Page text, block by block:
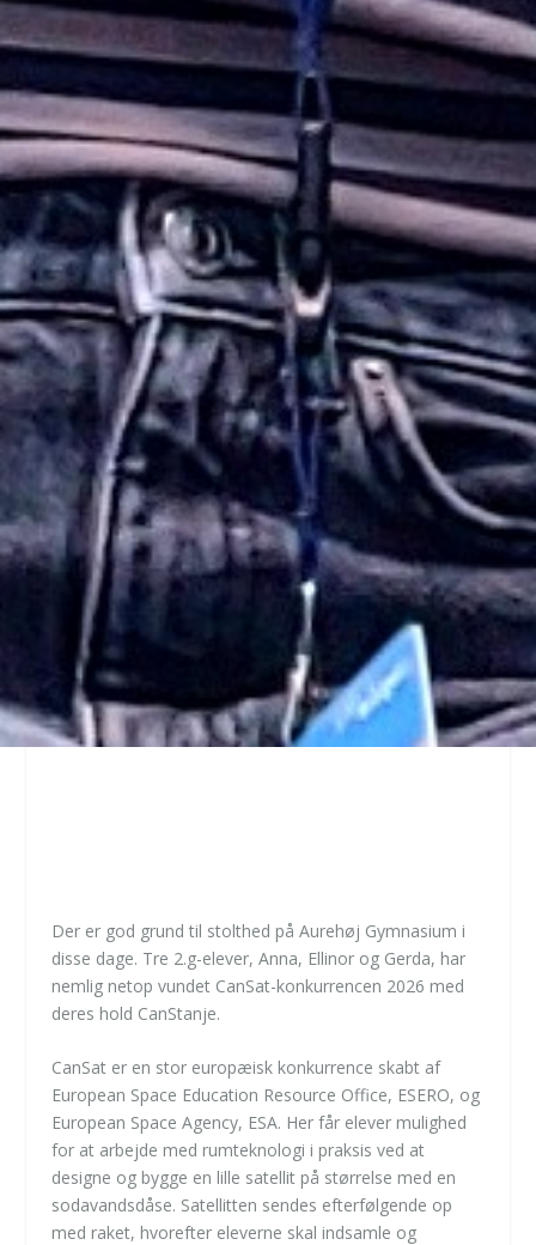
Der er god grund til stolthed på Aurehøj Gymnasium i
disse dage. Tre 2.g-elever, Anna, Ellinor og Gerda, har
nemlig netop vundet CanSat-konkurrencen 2026 med
deres hold CanStanje.
CanSat er en stor europæisk konkurrence skabt af
European Space Education Resource Office, ESERO, og
European Space Agency, ESA. Her får elever mulighed
for at arbejde med rumteknologi i praksis ved at
designe og bygge en lille satellit på størrelse med en
sodavandsdåse. Satellitten sendes efterfølgende op
med raket, hvorefter eleverne skal indsamle og